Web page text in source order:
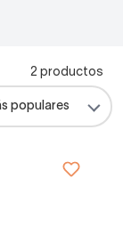
2 productos